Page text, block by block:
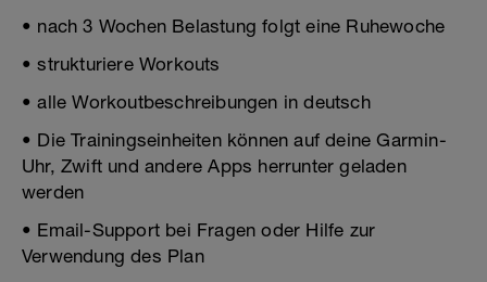
• nach 3 Wochen Belastung folgt eine Ruhewoche
• strukturiere Workouts
• alle Workoutbeschreibungen in deutsch
• Die Trainingseinheiten können auf deine Garmin-
Uhr, Zwift und andere Apps herrunter geladen
werden
• Email-Support bei Fragen oder Hilfe zur
Verwendung des Plan